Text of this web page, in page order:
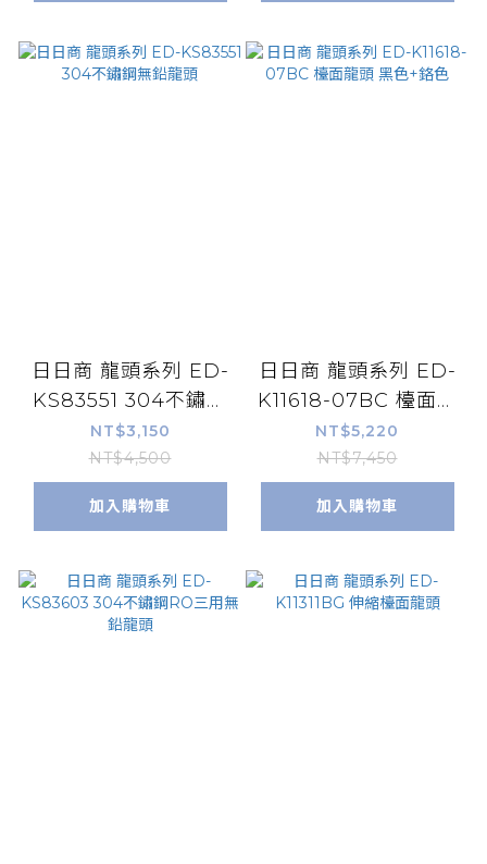
日日商 龍頭系列 ED-
KS83551 304不鏽鋼
無鉛龍頭
NT$3,150
NT$4,500
加入購物車
日日商 龍頭系列 ED-
K11618-07BC 檯面龍
頭 黑色+鉻色
NT$5,220
NT$7,450
加入購物車